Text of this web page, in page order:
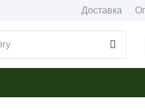
Доставка